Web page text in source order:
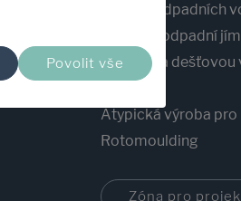
Čistírny odpadních
Žumpy a odpadní
Nádrže na dešťovou
Atypická výroba pro
Rotomoulding
Zóna pro
Povolit vše